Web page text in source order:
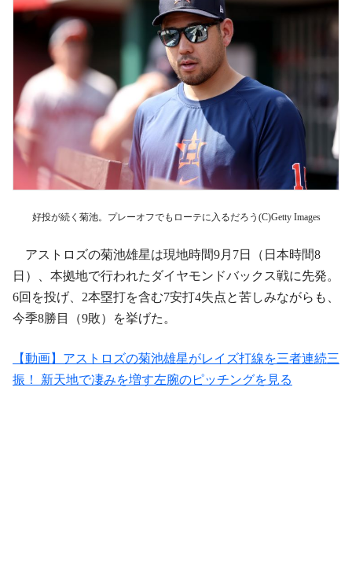
好投が続く菊池。プレーオフでもローテに入るだろう(C)Getty Images
アストロズの菊池雄星は現地時間9月7日（日本時間8
日）、本拠地で行われたダイヤモンドバックス戦に先発。
6回を投げ、2本塁打を含む7安打4失点と苦しみながらも、
今季8勝目（9敗）を挙げた。
【動画】アストロズの菊池雄星がレイズ打線を三者連続三
振！ 新天地で凄みを増す左腕のピッチングを見る